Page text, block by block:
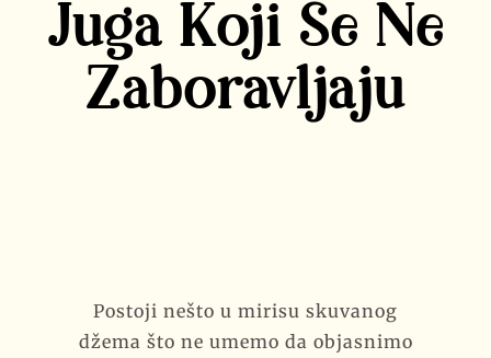
KORPA
ENGLISH
Juga Koji Se Ne
Zaboravljaju
Postoji nešto u mirisu skuvanog
džema što ne umemo da objasnimo